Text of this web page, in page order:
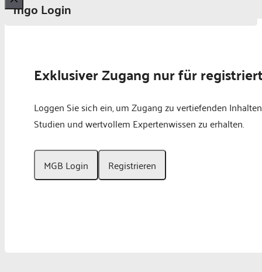
mgo Login
Schließen
Exklusiver Zugang nur für
Loggen Sie sich ein, um Zugang zu vertiefenden
Studien und wertvollem Expertenwissen zu erhalten.
MGB Login Registrieren